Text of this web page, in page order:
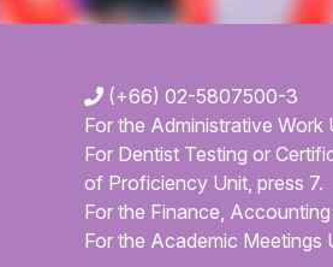
(+66) 02-5807500-3
For the Administrative Work
For Dentist Testing or
of Proficiency Unit, press 7.
For the Finance,
For the Academic Meetings